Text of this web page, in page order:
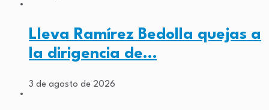
Lleva Ramírez Bedolla quejas a
la dirigencia de…
3 de agosto de 2026